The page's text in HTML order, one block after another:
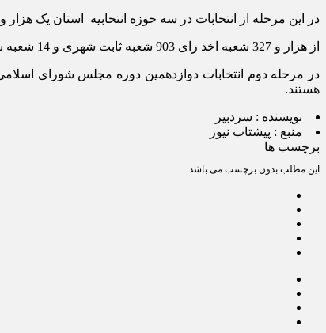
در این مرحله از انتخابات در سه حوزه انتخابیه استان یک هزار و 327 شعبه اخذ رای در نظر گرفته شده است که از این تعداد هزار و 174 شعبه ثابت و 153 شعبه سیار است.
از هزار و 327 شعبه اخذ رای 903 شعبه ثابت شهری و 14 شعبه سیاری شهری است و 273 شعبه ثابت روستایی و 137 شعبه سیار روستایی می باشد.
هستند.
نویسنده : سردبیر
منبع : پیشتاب نیوز
برچسب ها
این مطلب بدون برچسب می باشد.